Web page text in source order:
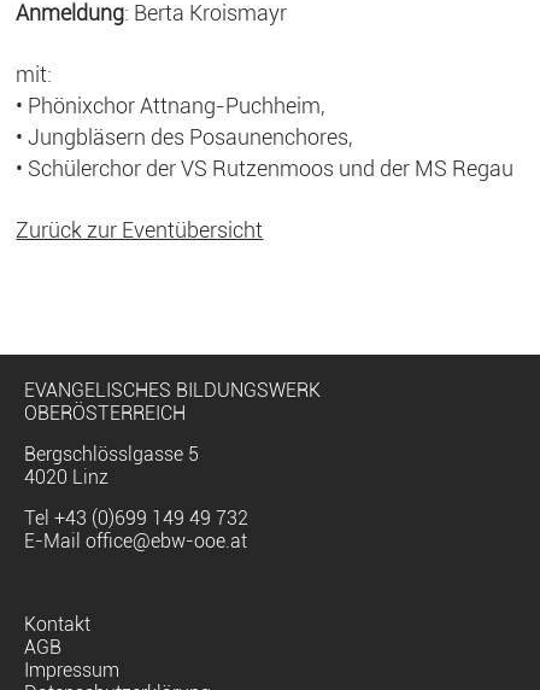
Anmeldung: Berta Kroismayr
mit:
• Phönixchor Attnang-Puchheim,
• Jungbläsern des Posaunenchores,
• Schülerchor der VS Rutzenmoos und der MS Regau
Zurück zur Eventübersicht
EVANGELISCHES BILDUNGSWERK
OBERÖSTERREICH
Bergschlösslgasse 5
4020 Linz
Tel +43 (0)699 149 49 732
E-Mail office@ebw-ooe.at
Navigation
überspringen
Kontakt
AGB
Impressum